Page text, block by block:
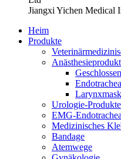
Jiangxi Yichen Medical
Heim
Produkte
Urologie-Produkte
EMG-
Medizinisches
Bandage
Atemwege